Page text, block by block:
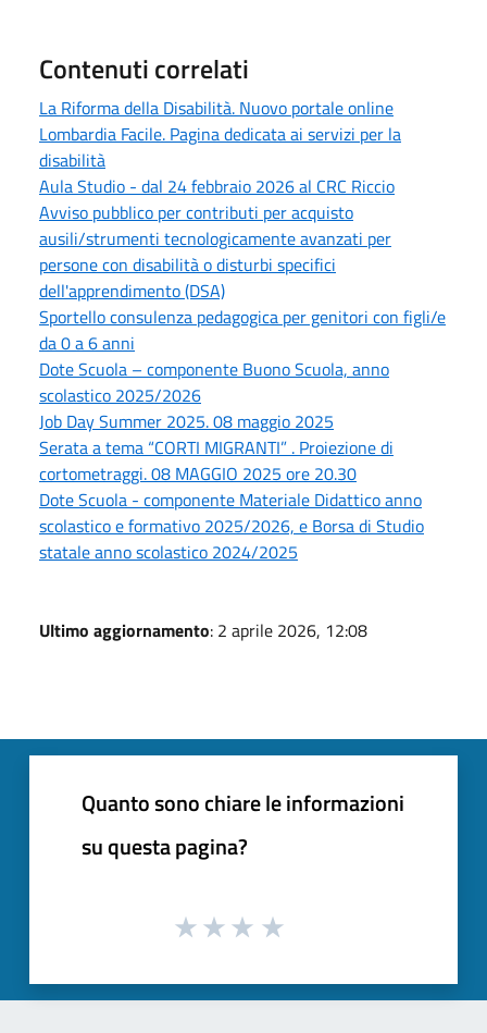
Contenuti correlati
La Riforma della Disabilità. Nuovo portale online
Lombardia Facile. Pagina dedicata ai servizi per la
disabilità
Aula Studio - dal 24 febbraio 2026 al CRC Riccio
Avviso pubblico per contributi per acquisto
ausili/strumenti tecnologicamente avanzati per
persone con disabilità o disturbi specifici
dell'apprendimento (DSA)
Sportello consulenza pedagogica per genitori con figli/e
da 0 a 6 anni
Dote Scuola – componente Buono Scuola, anno
scolastico 2025/2026
Job Day Summer 2025. 08 maggio 2025
Serata a tema “CORTI MIGRANTI” . Proiezione di
cortometraggi. 08 MAGGIO 2025 ore 20.30
Dote Scuola - componente Materiale Didattico anno
scolastico e formativo 2025/2026, e Borsa di Studio
statale anno scolastico 2024/2025
Ultimo aggiornamento: 2 aprile 2026, 12:08
Quanto sono chiare le informazioni
su questa pagina?